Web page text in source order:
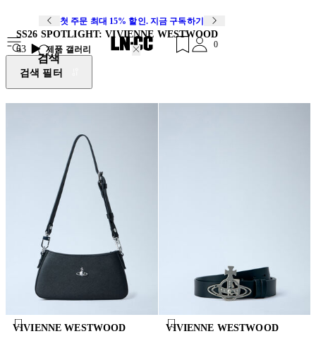
첫 주문 최대 15% 할인. 지금 구독하기
검색
0
SS26 SPOTLIGHT: VIVIENNE WESTWOOD
63
제품 갤러리
검색 필터
VIVIENNE WESTWOOD
VIVIENNE WESTWOOD